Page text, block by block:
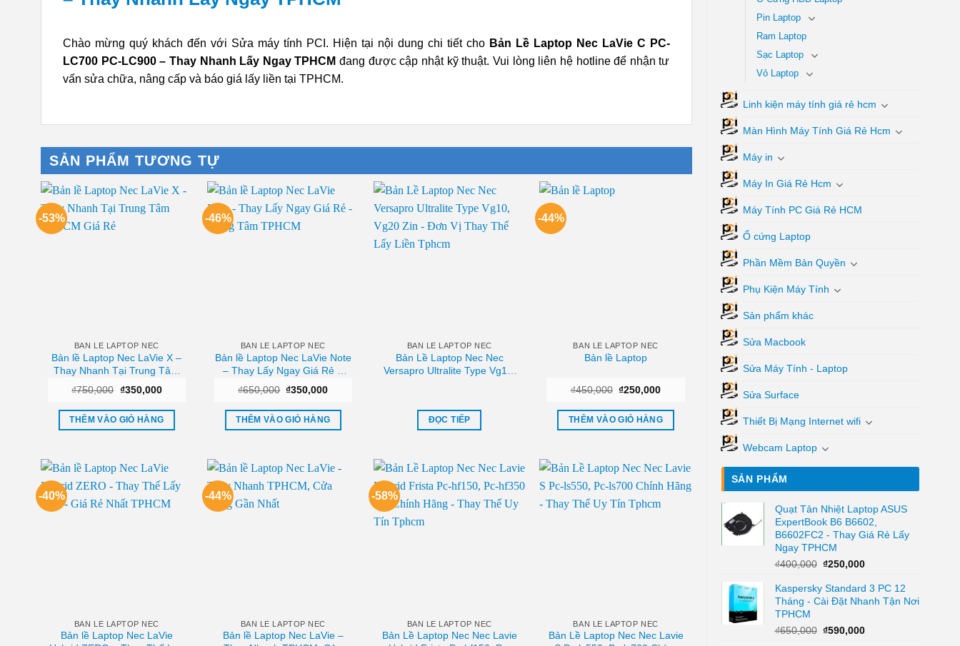
Pin Laptop
Ram Laptop
Sạc Laptop
Vỏ Laptop
Linh kiện máy tính giá rẻ hcm
Màn Hình Máy Tính Giá Rẻ Hcm
Máy in
Máy In Giá Rẻ Hcm
Máy Tính PC Giá Rẻ HCM
Ổ cứng Laptop
Phần Mềm Bản Quyền
Phụ Kiện Máy Tính
Sản phẩm khác
Sửa Macbook
Sửa Máy Tính - Laptop
Sửa Surface
Thiết Bị Mạng Internet wifi
Webcam Laptop
SẢN PHẨM
Quạt Tản Nhiệt Laptop ASUS
ExpertBook B6 B6602,
B6602FC2 - Thay Giá Rẻ Lấy
Ngay TPHCM
₫400,000 Giá
là:
₫400,000.
₫250,000Giá
tại
là:
Kaspersky Standard 3 PC 12
Tháng - Cài Đặt Nhanh Tận Nơi
TPHCM
₫650,000 Giá
₫590,000Giá
Chào mừng quý khách đến với Sửa máy tính PCI. Hiện tại nội dung chi tiết cho Bản Lề Laptop Nec LaVie C PC-
LC700 PC-LC900 – Thay Nhanh Lấy Ngay TPHCM đang được cập nhật kỹ thuật. Vui lòng liên hệ hotline để nhận tư
vấn sửa chữa, nâng cấp và báo giá lấy liền tại TPHCM.
SẢN PHẨM TƯƠNG TỰ
-53%
BAN LE LAPTOP NEC
Bản lề Laptop Nec LaVie X –
Thay Nhanh Tại Trung Tâm
₫750,000 Giá
là:
₫750,000.
₫350,000Giá
tại
là:
₫350,000.
THÊM VÀO GIỎ HÀNG
-46%
BAN LE LAPTOP NEC
Bản lề Laptop Nec LaVie Note
– Thay Lấy Ngay Giá Rẻ –
₫650,000 Giá
là:
₫650,000.
₫350,000Giá
tại
là:
₫350,000.
THÊM VÀO GIỎ HÀNG
BAN LE LAPTOP NEC
Bản Lề Laptop Nec Nec
Versapro Ultralite Type Vg10,
ĐỌC TIẾP
-44%
BAN LE LAPTOP NEC
Bản lề Laptop
₫450,000 Giá
là:
₫450,000.
₫250,000Giá
tại
là:
₫250,000.
THÊM VÀO GIỎ HÀNG
-40%
BAN LE LAPTOP NEC
Bản lề Laptop Nec LaVie
-44%
BAN LE LAPTOP NEC
Bản lề Laptop Nec LaVie –
-58%
BAN LE LAPTOP NEC
Bản Lề Laptop Nec Nec Lavie
BAN LE LAPTOP NEC
Bản Lề Laptop Nec Nec Lavie